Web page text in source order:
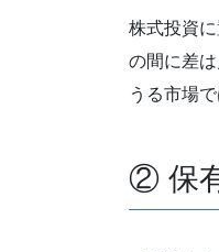
株式投資
の間に差
うる市場
② 保